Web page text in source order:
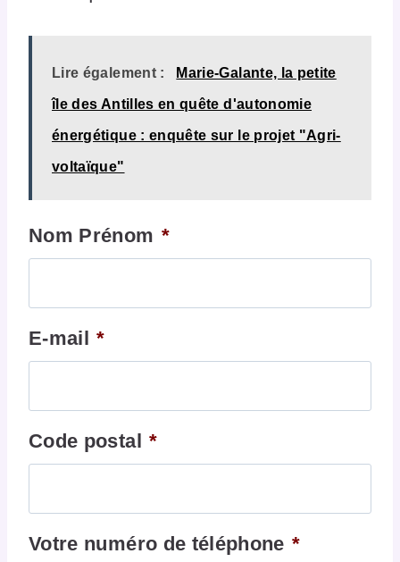
Lire également : Marie-Galante, la petite
île des Antilles en quête d'autonomie
énergétique : enquête sur le projet "Agri-
voltaïque"
Nom Prénom *
E-mail *
Code postal *
Votre numéro de téléphone *